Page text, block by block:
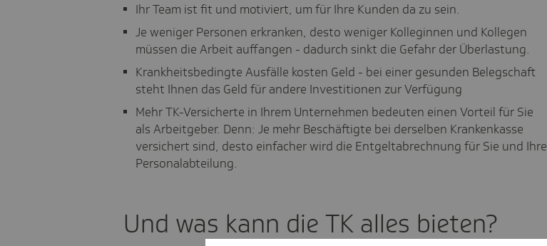
Ihr Team ist fit und motiviert, um für Ihre Kunden da zu sein.
Je weniger Personen erkranken, desto weniger Kolleginnen und Kollegen
müssen die Arbeit auffangen - dadurch sinkt die Gefahr der Überlastung.
Krankheitsbedingte Ausfälle kosten Geld - bei einer gesunden Belegschaft
steht Ihnen das Geld für andere Investitionen zur Verfügung
Mehr TK-Versicherte in Ihrem Unternehmen bedeuten einen Vorteil für Sie
als Arbeitgeber. Denn: Je mehr Beschäftigte bei derselben Krankenkasse
versichert sind, desto einfacher wird die Entgeltabrechnung für Sie und Ihre
Personalabteilung.
Und was kann die TK alles bieten?